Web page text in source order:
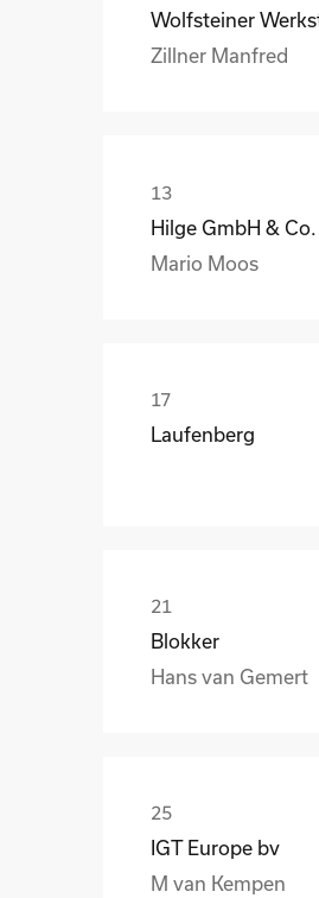
Zillner Manfred
Hilge GmbH & Co.
Mario Moos
Laufenberg
Blokker
Hans van Gemert
IGT Europe bv
M van Kempen